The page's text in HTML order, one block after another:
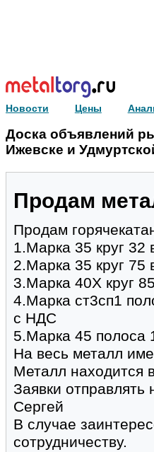
Новости Цены
Доска объявлений
Ижевске и
Продам
Продам
1.Марка 35 круг 32
2.Марка 35 круг 75
3.Марка 40Х круг
4.Марка ст3сп1
с НДС
5.Марка 45 полоса
На весь металл
Металл находится
Заявки
Сергей
В случае
сотрудничеству.